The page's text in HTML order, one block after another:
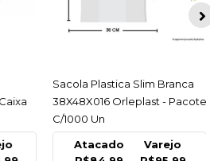
ACESSAR
Sacola Plastica Slim Branca
38X48X016 Orleplast - Pacote
C/1000 Un
Atacado
Varejo